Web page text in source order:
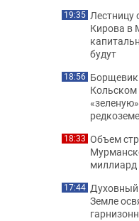
19:35 Лестницу
Кирова в
будут
18:56 Борщевик
Кольском
18:33 Объем
миллиард
17:44
Земле